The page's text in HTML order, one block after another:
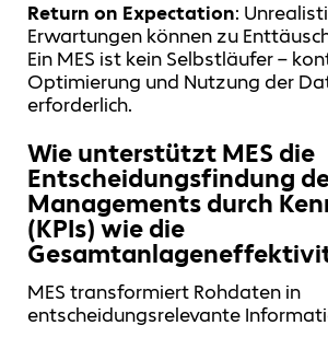
Return on Expectation:
Erwartungen können zu
Ein MES ist kein Selbstläufer –
Optimierung und Nutzung der
erforderlich.
Wie unterstützt MES die
Entscheidungsfindung
Managements durch
(KPIs) wie die
MES transformiert Rohdaten in
entscheidungsrelevante